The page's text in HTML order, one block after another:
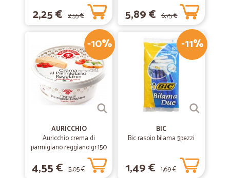
2,25 € 2,55 € 5,89 € 6,75 €
-10%
AURICCHIO
Auricchio crema di
parmigiano reggiano gr.150
4,55 € 5,05 €
-11%
BIC
Bic rasoio bilama 5pezzi
1,49 € 1,69 €